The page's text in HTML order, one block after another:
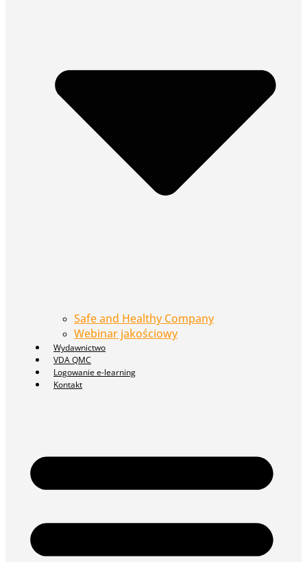
Safe and Healthy Company
Webinar jakościowy
Wydawnictwo
VDA QMC
Logowanie e-learning
Kontakt